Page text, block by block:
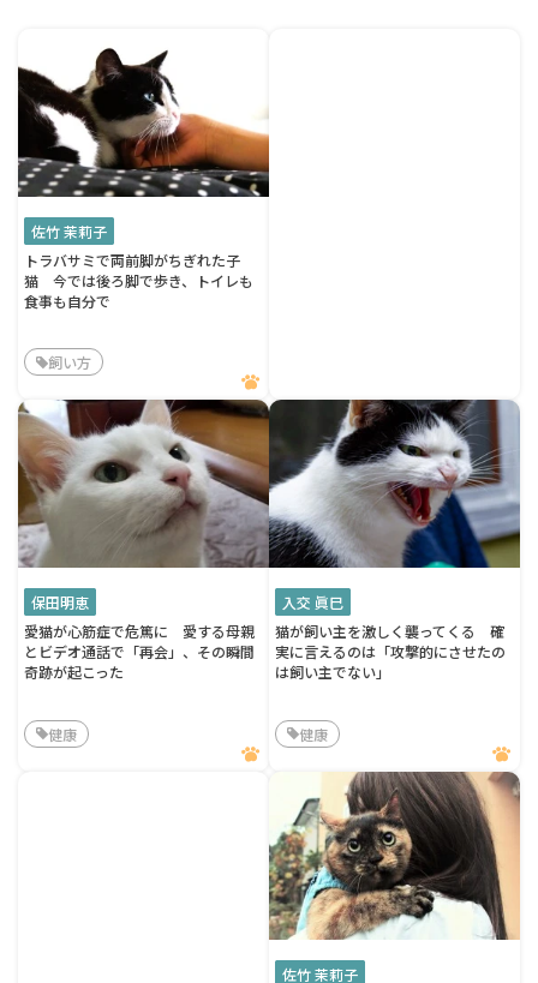
佐竹 茉莉子
トラバサミで両前脚がちぎれた子
猫 今では後ろ脚で歩き、トイレも
食事も自分で
飼い方
保田明恵
愛猫が心筋症で危篤に 愛する母親
とビデオ通話で「再会」、その瞬間
奇跡が起こった
健康
入交 眞巳
猫が飼い主を激しく襲ってくる 確
実に言えるのは「攻撃的にさせたの
は飼い主でない」
健康
佐竹 茉莉子